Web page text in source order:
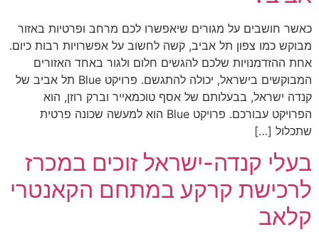
כאשר חושבים על מגורים שיאפשרו לכם מרחב ופרטיות באזור
מבוקש כמו צפון תל אביב, קשה לחשוב על אפשרויות רבות כיום.
אחת ההזדמנויות שלכם להגשים חלום ולגור באחד האזורים
המבוקשים בישראל, יכולה להתגשם. פרויקט Blue תל אביב של
קנדה ישראל, בבעלותם של אסף טוכמאייר וברק רוזן, הוא
הפרויקט עבורכם. פרויקט Blue הוא למעשה שכונה פרטית
שתכלול […]
בעלי קנדה-ישראל זוכים במכרז
לרכישת קרקע במתחם הקאנטרי
קלאב